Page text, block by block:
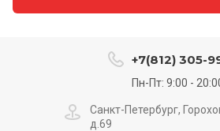
+7(812) 305-
Пн-Пт: 9:00 -
Санкт-Петербург,
д.69